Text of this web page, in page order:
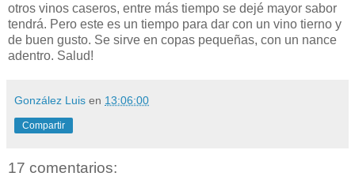
otros vinos caseros, entre más tiempo se dejé mayor sabor
tendrá. Pero este es un tiempo para dar con un vino tierno y
de buen gusto. Se sirve en copas pequeñas, con un nance
adentro. Salud!
González Luis en 13:06:00
Compartir
17 comentarios: